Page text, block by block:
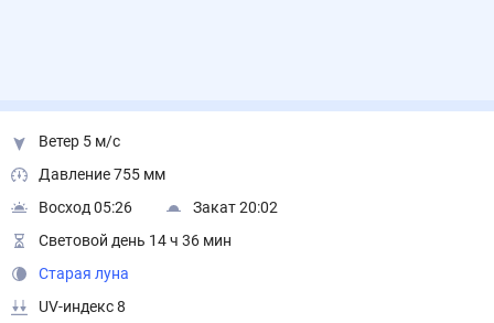
Ветер 5 м/с
Давление 755 мм
Восход 05:26
Закат 20:02
Световой день 14 ч 36 мин
Старая луна
UV-индекс 8